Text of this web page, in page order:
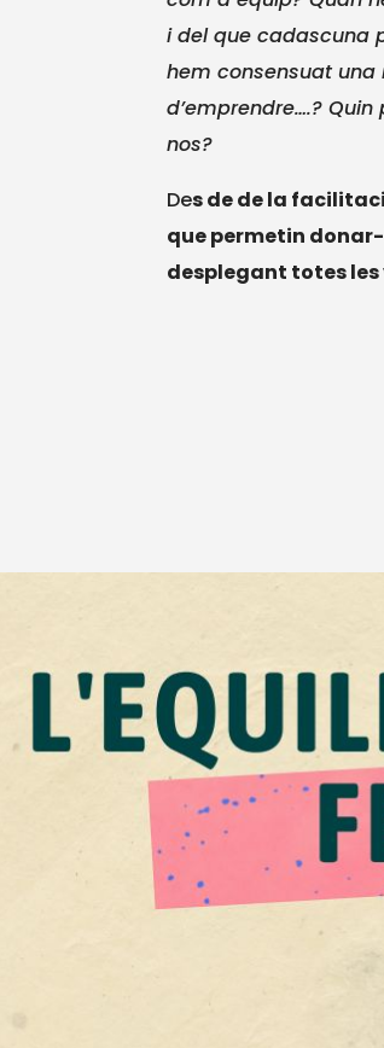
i del que cadascuna
hem consensuat
d’emprendre….?
nos?
Des de de la
que permetin
desplegant totes les